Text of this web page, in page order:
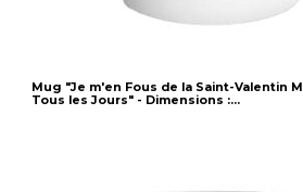
Mug "Je m'en Fous de la Saint-Valentin
Tous les Jours" - Dimensions :...